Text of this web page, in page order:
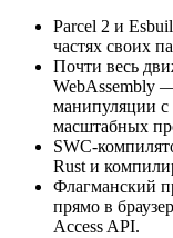
Parcel 2 и
частях своих
Почти весь
WebAssembly
манипуляции с
масштабных
SWC-
Rust и
Флагманский
прямо в
Access API.